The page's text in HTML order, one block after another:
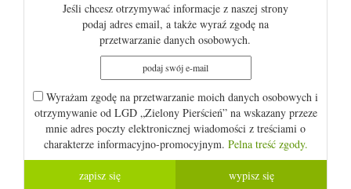
Jeśli chcesz otrzymywać informacje z naszej strony
podaj adres email, a także wyraź zgodę na
przetwarzanie danych osobowych.
Wyrażam zgodę na przetwarzanie moich danych osobowych i
otrzymywanie od LGD „Zielony Pierścień” na wskazany przeze
mnie adres poczty elektronicznej wiadomości z treściami o
charakterze informacyjno-promocyjnym. Pelna treść zgody.